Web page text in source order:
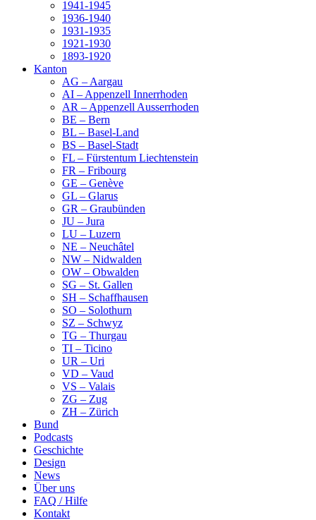
1941-1945
1936-1940
1931-1935
1921-1930
1893-1920
Kanton
AG – Aargau
AI – Appenzell Innerrhoden
AR – Appenzell Ausserrhoden
BE – Bern
BL – Basel-Land
BS – Basel-Stadt
FL – Fürstentum Liechtenstein
FR – Fribourg
GE – Genève
GL – Glarus
GR – Graubünden
JU – Jura
LU – Luzern
NE – Neuchâtel
NW – Nidwalden
OW – Obwalden
SG – St. Gallen
SH – Schaffhausen
SO – Solothurn
SZ – Schwyz
TG – Thurgau
TI – Ticino
UR – Uri
VD – Vaud
VS – Valais
ZG – Zug
ZH – Zürich
Bund
Podcasts
Geschichte
Design
News
Über uns
FAQ / Hilfe
Kontakt